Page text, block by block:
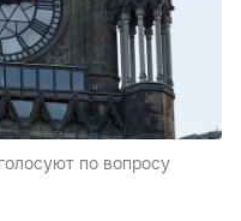
по вопросу